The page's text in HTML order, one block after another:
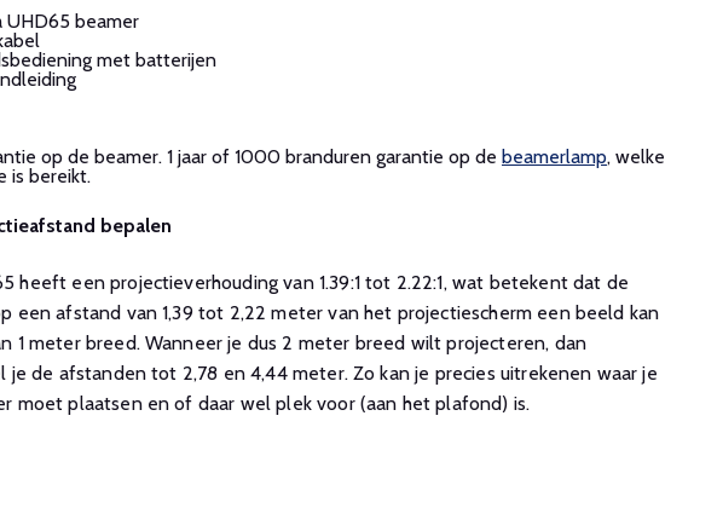
UHD65 beamer
met batterijen
op de beamer. 1 jaar of 1000 branduren garantie op de beamerlamp, welke
is bereikt.
bepalen
heeft een projectieverhouding van 1.39:1 tot 2.22:1, wat betekent dat de
een afstand van 1,39 tot 2,22 meter van het projectiescherm een beeld kan
1 meter breed. Wanneer je dus 2 meter breed wilt projecteren, dan
je de afstanden tot 2,78 en 4,44 meter. Zo kan je precies uitrekenen waar je
moet plaatsen en of daar wel plek voor (aan het plafond) is.